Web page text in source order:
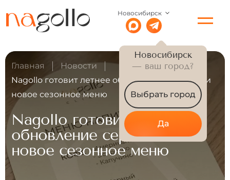
Новосибирск
Новосибирск
— ваш город?
Выбрать город
Да
Главная
Новости
Nagollo готовит летнее обновление сервиса и
новое сезонное меню
Nagollo готовит летнее
обновление сервиса и
новое сезонное меню